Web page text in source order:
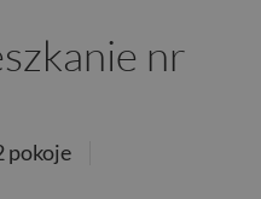
nr
pokoje